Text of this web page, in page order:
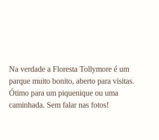
Na verdade a Floresta Tollymore é um
parque muito bonito, aberto para visitas.
Ótimo para um piquenique ou uma
caminhada. Sem falar nas fotos!